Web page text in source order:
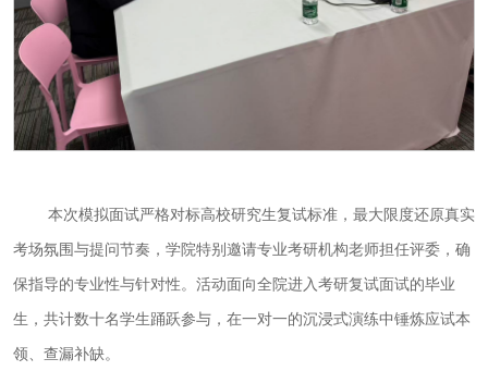
本次模拟面试严格对标高校研究生复试标准，最大限度还原真实
考场氛围与提问节奏，学院特别邀请专业考研机构老师担任评委，确
保指导的专业性与针对性。活动面向全院进入考研复试面试的毕业
生，共计数十名学生踊跃参与，在一对一的沉浸式演练中锤炼应试本
领、查漏补缺。